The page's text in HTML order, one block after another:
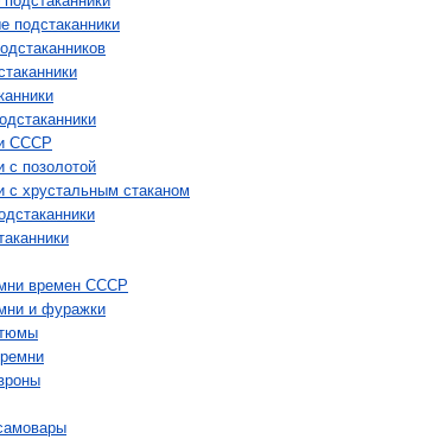
подстаканники
СССР
с позолотой
с хрустальным стаканом
времен СССР
и фуражки